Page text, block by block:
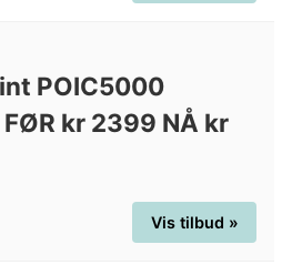
POIC5000
kr 2399 NÅ kr
Vis tilbud »